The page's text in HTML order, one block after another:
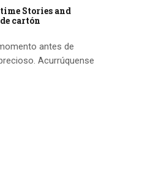
Stories and
cartón
antes de
Acurrúquense